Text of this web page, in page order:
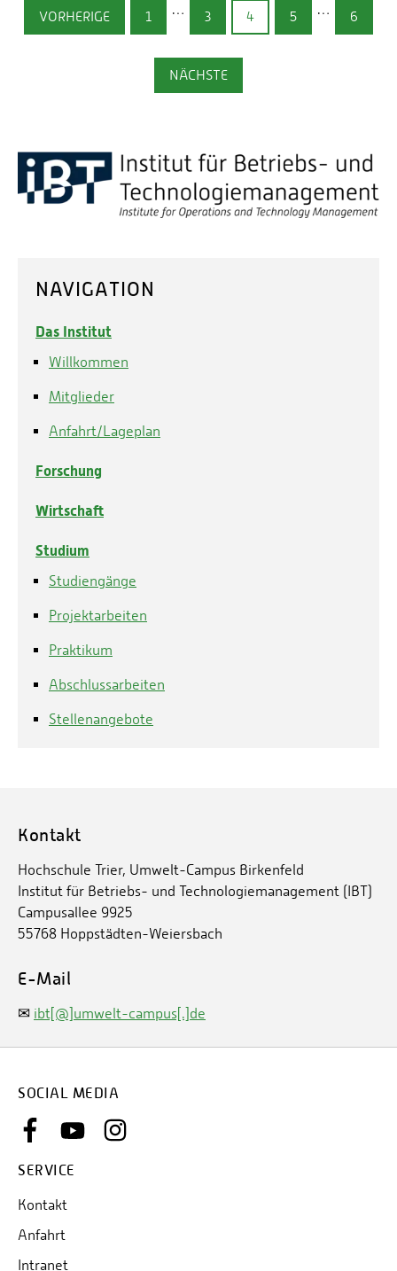
VORHERIGE 1 … 3 4 5 … 6
NÄCHSTE
NAVIGATION
Das Institut
Willkommen
Mitglieder
Anfahrt/Lageplan
Forschung
Wirtschaft
Studium
Studiengänge
Projektarbeiten
Praktikum
Abschlussarbeiten
Stellenangebote
Kontakt
Hochschule Trier, Umwelt-Campus Birkenfeld
Institut für Betriebs- und Technologiemanagement (IBT)
Campusallee 9925
55768 Hoppstädten-Weiersbach
E-Mail
✉ ibt[@]umwelt-campus[.]de
SOCIAL MEDIA
SERVICE
Kontakt
Anfahrt
Intranet